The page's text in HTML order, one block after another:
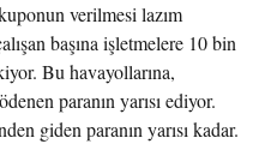
verilmesi lazım
başına işletmelere 10 bin
Bu havayollarına,
paranın yarısı ediyor.
giden paranın yarısı kadar.